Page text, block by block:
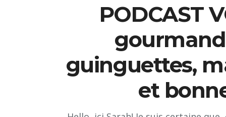
PODCAST
guinguettes,
et